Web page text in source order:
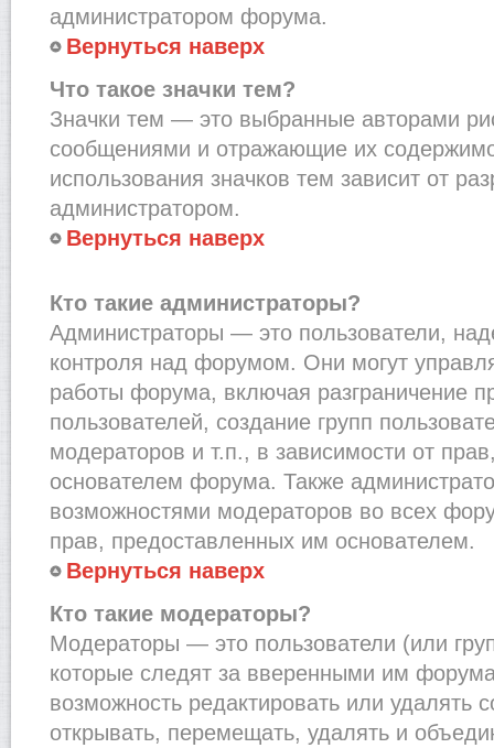
администратором форума.
Вернуться наверх
Что такое значки тем?
Значки тем — это выбранные авторами
сообщениями и отражающие их
использования значков тем зависит от
администратором.
Вернуться наверх
Кто такие администраторы?
Администраторы — это пользователи,
контроля над форумом. Они могут
работы форума, включая разграничение
пользователей, создание групп
модераторов и т.п., в зависимости от
основателем форума. Также
возможностями модераторов во всех
прав, предоставленных им основателем.
Вернуться наверх
Кто такие модераторы?
Модераторы — это пользователи (или
которые следят за вверенными им
возможность редактировать или удалять
открывать, перемещать, удалять и